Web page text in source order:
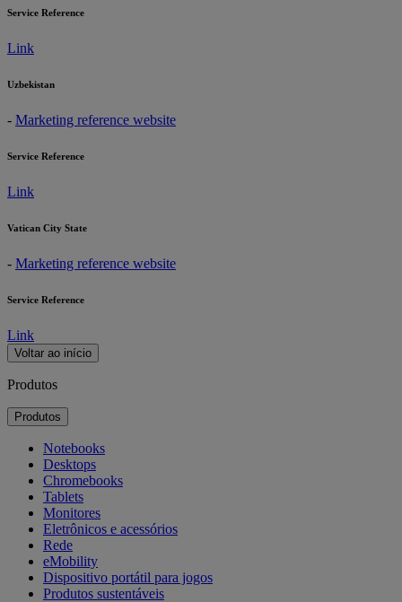
Service Reference
Link
Uzbekistan
- Marketing reference website
Service Reference
Link
Vatican City State
- Marketing reference website
Service Reference
Link
Voltar ao início
Produtos
Produtos
Notebooks
Desktops
Chromebooks
Tablets
Monitores
Eletrônicos e acessórios
Rede
eMobility
Dispositivo portátil para jogos
Produtos sustentáveis